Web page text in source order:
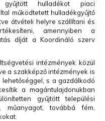
hulladékot piaci
működtetett hulladékgyűjtő
átvételi helyre szállítani és
amennyiben a
díját a Koordináló szerv
intézmények közül
a szakképző intézmények is
s a gazdálkodó
a magántulajdonukban
gyűjtött települési
műanyagot, továbbá fém,